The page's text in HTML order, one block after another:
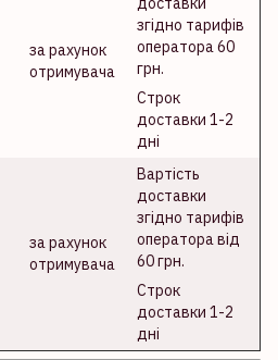
за рахунок
отримувача
згідно тарифів
оператора 60
грн.
Строк
доставки 1-2
дні
за рахунок
отримувача
Вартість
доставки
згідно тарифів
оператора від
60 грн.
Строк
доставки 1-2
дні